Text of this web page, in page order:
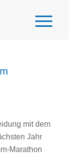
mit dem
Jahr
Marathon